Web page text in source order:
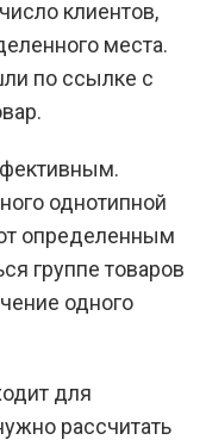
клиентов,
места.
по ссылке с
однотипной
определенным
группе товаров
одного
для
рассчитать